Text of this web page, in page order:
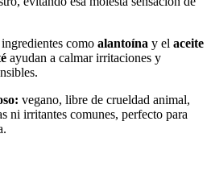
ingredientes como alantoína y el aceite
ayudan a calmar irritaciones y
vegano, libre de crueldad animal,
ni irritantes comunes, perfecto para